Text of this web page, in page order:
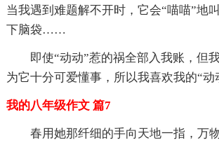
当我遇到难题解不开时，它会“喵喵”地
下脑袋……
即使“动动”惹的祸全部入我账，但
为它十分可爱懂事，所以我喜欢我的“动
我的八年级作文 篇7
春用她那纤细的手向天地一指，万